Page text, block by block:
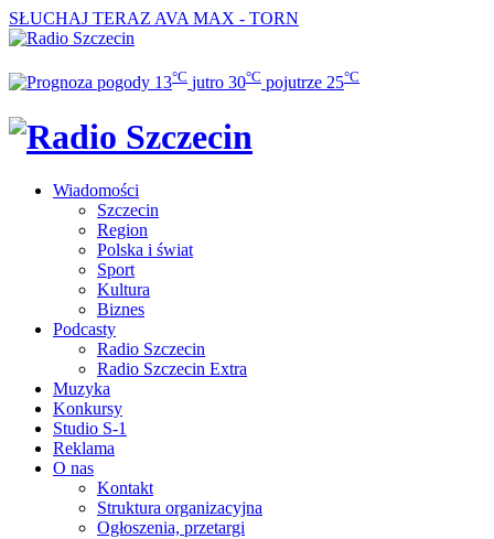
SŁUCHAJ TERAZ AVA MAX - TORN
13°C jutro 30°C pojutrze 25°C
Wiadomości
Szczecin
Region
Polska i świat
Sport
Kultura
Biznes
Podcasty
Radio Szczecin
Radio Szczecin Extra
Muzyka
Konkursy
Studio S-1
Reklama
O nas
Kontakt
Struktura organizacyjna
Ogłoszenia, przetargi